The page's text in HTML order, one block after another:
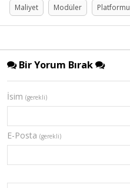
Maliyet Modüler Platformu
Bir Yorum Bırak
İsim (gerekli)
E-Posta (gerekli)